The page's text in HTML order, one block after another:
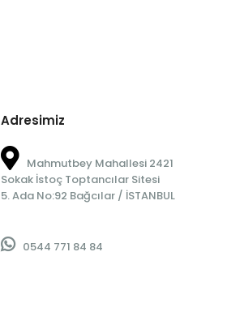
Adresimiz
Mahmutbey Mahallesi 2421
Sokak İstoç Toptancılar Sitesi
5. Ada No:92 Bağcılar / İSTANBUL
0544 771 84 84